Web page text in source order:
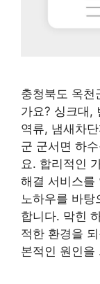
충청북도 옥천
가요? 싱크대,
역류, 냄새차
군 군서면 하
요. 합리적인
해결 서비스를
노하우를 바탕
합니다. 막힌
적한 환경을
본적인 원인을